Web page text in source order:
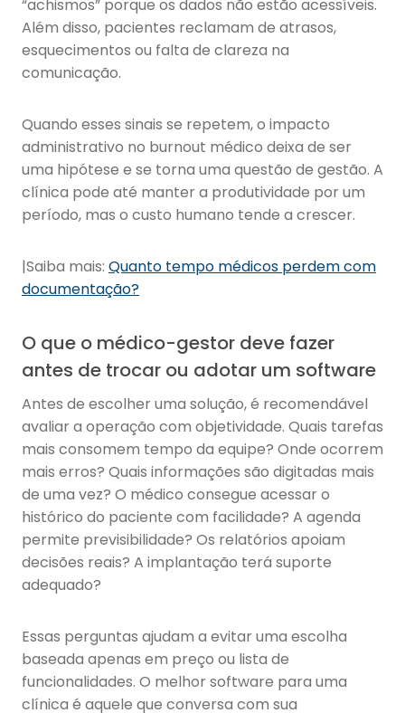
“achismos” porque os dados não estão acessíveis.
Além disso, pacientes reclamam de atrasos,
esquecimentos ou falta de clareza na
comunicação.
Quando esses sinais se repetem, o impacto
administrativo no burnout médico deixa de ser
uma hipótese e se torna uma questão de gestão. A
clínica pode até manter a produtividade por um
período, mas o custo humano tende a crescer.
|Saiba mais: Quanto tempo médicos perdem com
documentação?
O que o médico-gestor deve fazer
antes de trocar ou adotar um software
Antes de escolher uma solução, é recomendável
avaliar a operação com objetividade. Quais tarefas
mais consomem tempo da equipe? Onde ocorrem
mais erros? Quais informações são digitadas mais
de uma vez? O médico consegue acessar o
histórico do paciente com facilidade? A agenda
permite previsibilidade? Os relatórios apoiam
decisões reais? A implantação terá suporte
adequado?
Essas perguntas ajudam a evitar uma escolha
baseada apenas em preço ou lista de
funcionalidades. O melhor software para uma
clínica é aquele que conversa com sua